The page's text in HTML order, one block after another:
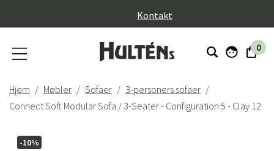
Kontakt
0
Hjem Møbler Sofaer
3-personers sofaer
Connect Soft Modular Sofa / 3-Seater - Configuration 5 - Clay 12
-10%